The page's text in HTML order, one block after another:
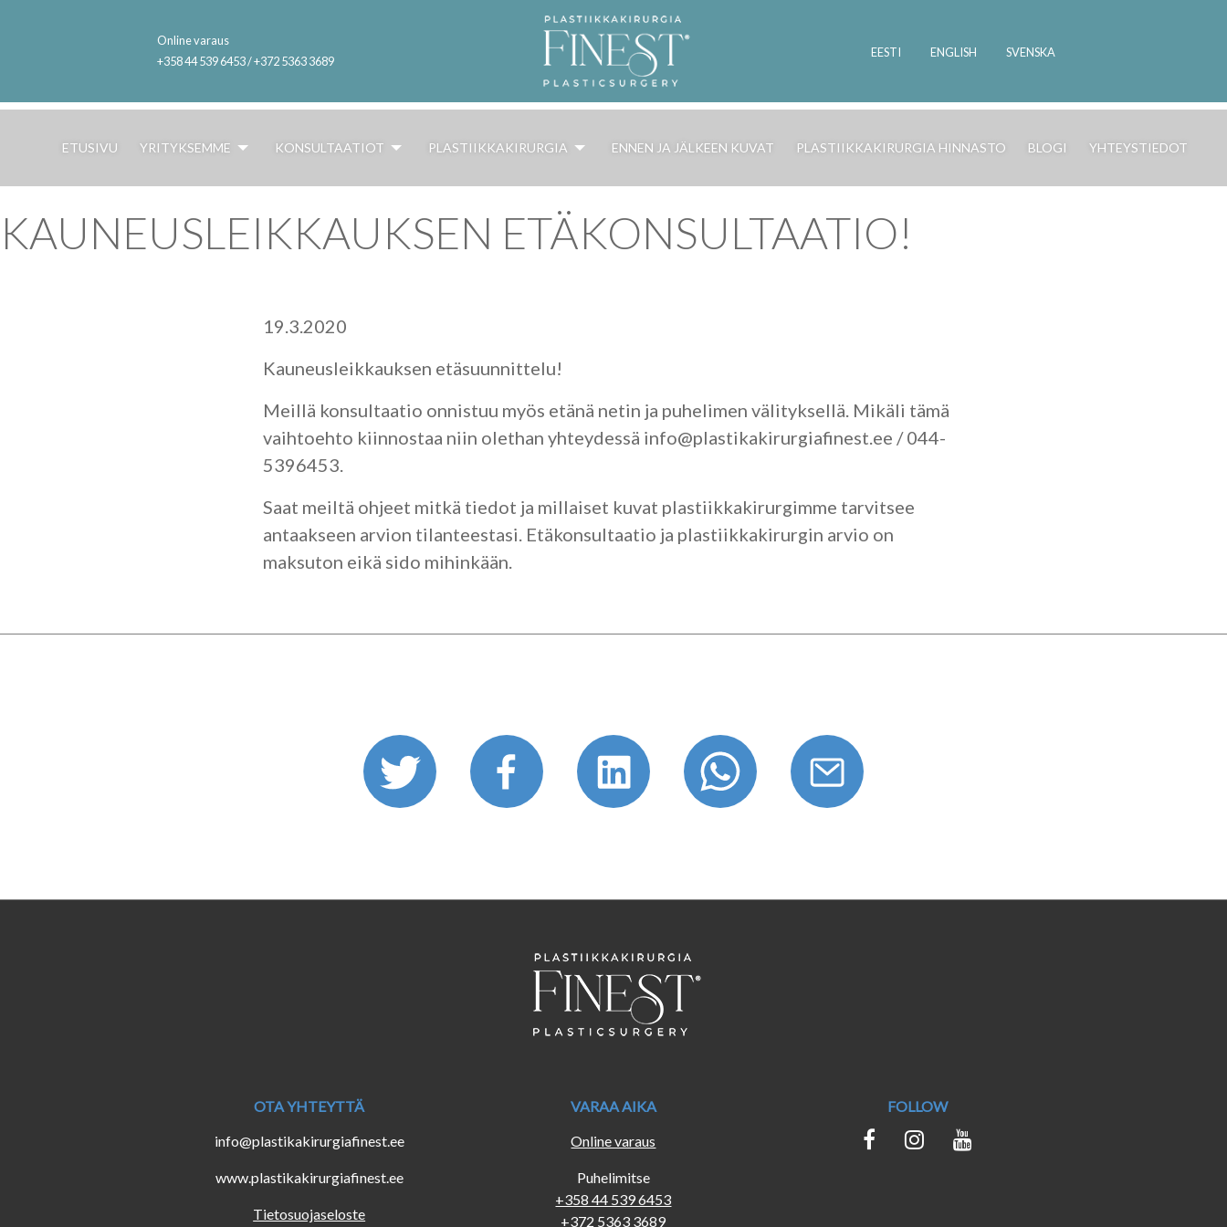
Online varaus
+358 44 539 6453 / +372 5363 3689
EESTI ENGLISH SVENSKA
ETUSIVU YRITYKSEMME KONSULTAATIOT PLASTIIKKAKIRURGIA ENNEN JA JÄLKEEN KUVAT PLASTIIKKAKIRURGIA HINNASTO BLOGI YHTEYSTIEDOT
KAUNEUSLEIKKAUKSEN ETÄKONSULTAATIO!
19.3.2020
Kauneusleikkauksen etäsuunnittelu!
Meillä konsultaatio onnistuu myös etänä netin ja puhelimen välityksellä. Mikäli tämä
vaihtoehto kiinnostaa niin olethan yhteydessä info@plastikakirurgiafinest.ee / 044-
5396453.
Saat meiltä ohjeet mitkä tiedot ja millaiset kuvat plastiikkakirurgimme tarvitsee
antaakseen arvion tilanteestasi. Etäkonsultaatio ja plastiikkakirurgin arvio on
maksuton eikä sido mihinkään.
OTA YHTEYTTÄ
info@plastikakirurgiafinest.ee
www.plastikakirurgiafinest.ee
Tietosuojaseloste
VARAA AIKA
Online varaus
Puhelimitse
+358 44 539 6453
+372 5363 3689
FOLLOW